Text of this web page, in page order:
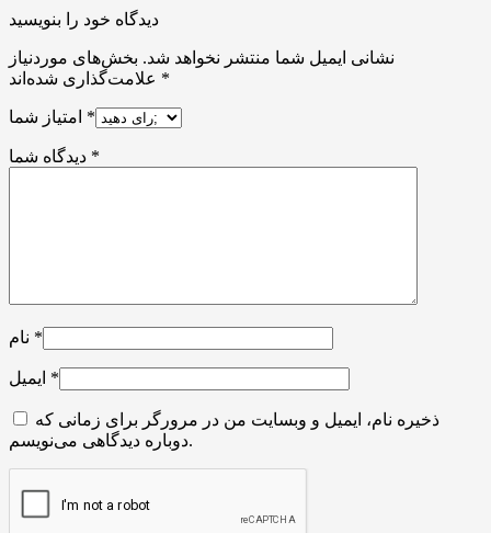
دیدگاه خود را بنویسید
نشانی ایمیل شما منتشر نخواهد شد. بخش‌های موردنیاز
*
*
*
*
*
ذخیره نام، ایمیل و وبسایت من در مرورگر برای زمانی که
دوباره دیدگاهی می‌نویسم.